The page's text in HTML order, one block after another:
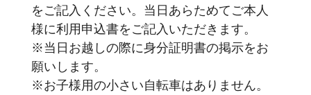
をご記入ください。当日あらためてご本人
様に利用申込書をご記入いただきます。
※当日お越しの際に身分証明書の掲示をお
願いします。
※お子様用の小さい自転車はありません。